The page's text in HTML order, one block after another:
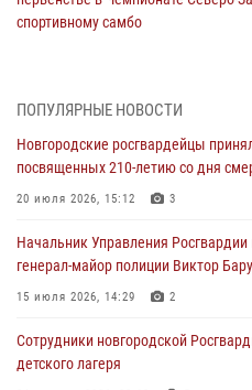
спортивному самбо
детского лагеря
04 августа 2026, 09:13 5
Новгородские росгвардейцы за
04 августа 2026, 09:12 1
Радиоэфир программы "Новости
центре подготовки личного
30 июля 2026, 16:00
ПОПУЛЯРНЫЕ НОВОСТИ
Новгородские росгвардейцы
посвященных 210-летию со дня
20 июля 2026, 15:12 3
Начальник Управления
генерал-майор полиции Виктор
15 июля 2026, 14:29 2
Сотрудники новгородской
детского лагеря